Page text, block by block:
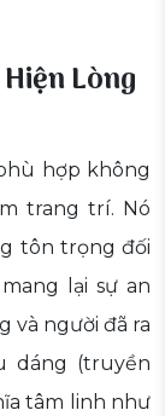
Lòng
hợp không
trang trí. Nó
tôn trọng đối
lại sự an
và người đã ra
dáng (truyền
tâm linh như